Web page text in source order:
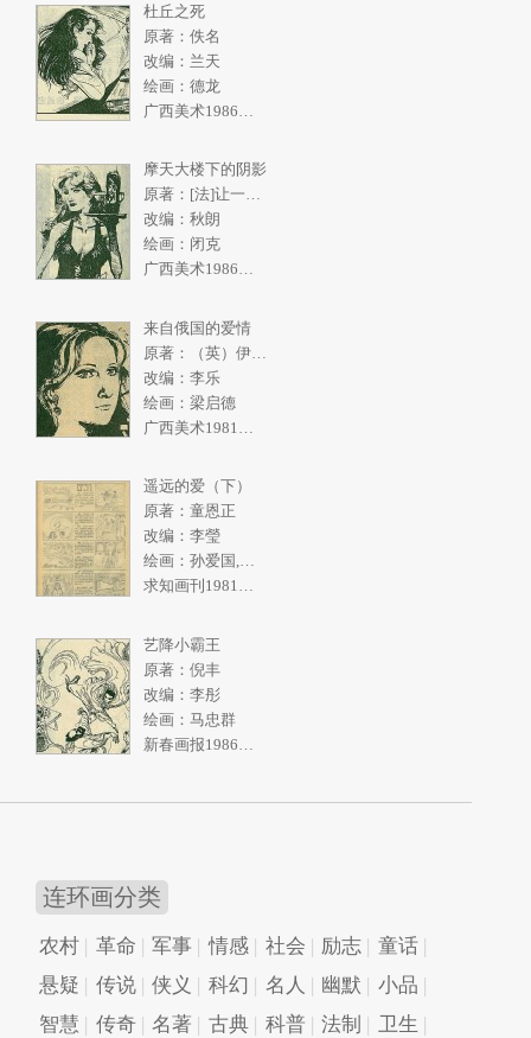
杜丘之死
原著：佚名
改编：兰天
绘画：德龙
摩天大楼下的阴影
原著：[法]让一皮埃尔.拉阿里
改编：秋朗
绘画：闭克
广西美术1986年4期
来自俄国的爱情
改编：李乐
绘画：梁启德
遥远的爱（下）
原著：童恩正
改编：李瑩
绘画：孙爱国,张一民
求知画刊1981年2期
艺降小霸王
原著：倪丰
改编：李彤
绘画：马忠群
连环画分类
农村 革命 军事 情感 社会 励志
童话
悬疑
传说 侠义 科幻 名人 幽默
小品
智慧
传奇 名著 古典 科普 法制 卫生